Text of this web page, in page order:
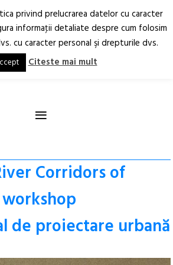
RO EN
≡
Corridors of
de proiectare urbană
privind prelucrarea datelor cu caracter
informaţii detaliate despre cum folosim
cu caracter personal şi drepturile dvs.
Citeste mai mult